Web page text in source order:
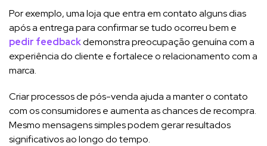
Por exemplo, uma loja que entra em contato alguns dias
após a entrega para confirmar se tudo ocorreu bem e
pedir feedbackdemonstra preocupação genuína com a
experiência do cliente e fortalece o relacionamento com a
marca.
Criar processos de pós-venda ajuda a manter o contato
com os consumidores e aumenta as chances de recompra.
Mesmo mensagens simples podem gerar resultados
significativos ao longo do tempo.